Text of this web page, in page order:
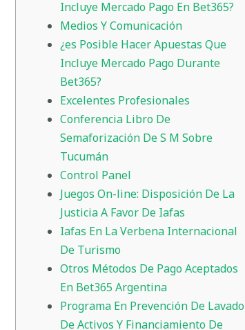
Incluye Mercado Pago En Bet365?
Medios Y Comunicación
¿es Posible Hacer Apuestas Que
Incluye Mercado Pago Durante
Bet365?
Excelentes Profesionales
Conferencia Libro De
Semaforización De S M Sobre
Tucumán
Control Panel
Juegos On-line: Disposición De La
Justicia A Favor De Iafas
Iafas En La Verbena Internacional
De Turismo
Otros Métodos De Pago Aceptados
En Bet365 Argentina
Programa En Prevención De Lavado
De Activos Y Financiamiento De